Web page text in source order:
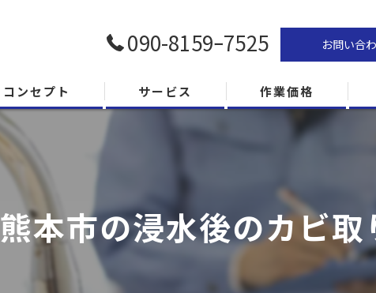
090-8159ｰ7525 お問い合
コンセプト サービス 作業価格
熊本市の浸水後のカビ取